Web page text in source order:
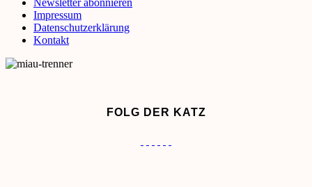
Newsletter abonnieren
Impressum
Datenschutzerklärung
Kontakt
FOLG DER KATZ